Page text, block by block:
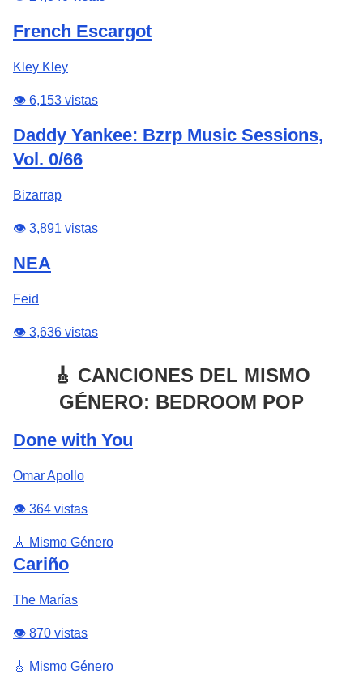
French Escargot
Kley Kley
👁️ 6,153 vistas
Daddy Yankee: Bzrp Music Sessions,
Vol. 0/66
Bizarrap
👁️ 3,891 vistas
NEA
Feid
👁️ 3,636 vistas
🎸 CANCIONES DEL MISMO
GÉNERO: BEDROOM POP
Done with You
Omar Apollo
👁️ 364 vistas
🎸 Mismo Género
Cariño
The Marías
👁️ 870 vistas
🎸 Mismo Género